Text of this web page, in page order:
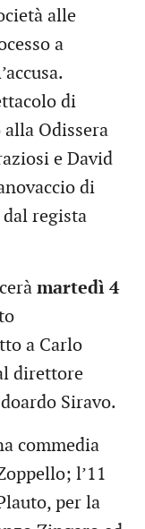
alle
a
di
Odissera
e David
di
regista
martedì 4
a Carlo
direttore
Siravo.
commedia
l’11
per la